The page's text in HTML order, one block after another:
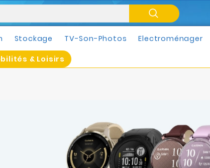
Stockage TV-Son-Photos Electroménager
& Loisirs